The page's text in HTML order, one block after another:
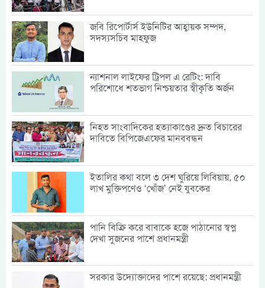
জবি রিপোর্টার্স ইউনিটির আহ্বায়ক সম্পদ,
সদস্যসচিব মাহফুজ
ন্যাশনাল লাইফের ট্রিপল এ রেটিং: দাবি
পরিশোধে শতভাগ নিশ্চয়তার স্বীকৃতি অর্জন
নিহত সাংবাদিকের হত্যাকাণ্ডের দ্রুত বিচারের
দাবিতে বিপিজেএফের মানববন্ধন
ইতালির কথা বলে ৩ দেশ ঘুরিয়ে লিবিয়ায়, ৫০
লাখ মুক্তিপণেও ‘খোঁজ’ নেই যুবকের
পানি বিক্রি করে বাবাকে হজে পাঠানোর স্বপ্ন
দেখা সুজনের পাশে প্রধানমন্ত্রী
সরকার উদ্যোক্তাদের পাশে রয়েছে: প্রধানমন্ত্রী